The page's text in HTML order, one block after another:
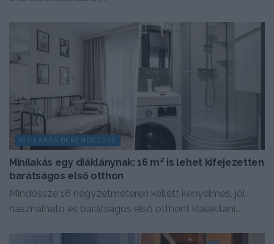
KIS LAKÁS BERENDEZÉSE
Minilakás egy diáklánynak: 16 m² is lehet kifejezetten
barátságos első otthon
Mindössze 16 négyzetméteren kellett kényelmes, jól
használható és barátságos első otthont kialakítani...